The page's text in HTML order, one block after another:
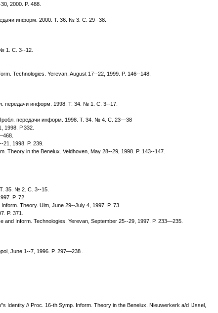
2000. P. 488.
информ. 2000. Т. 36. № 3. С. 29--38.
1. С. 3--12.
Technologies. Yerevan, August 17--22, 1999. P. 146--148.
передачи информ. 1998. Т. 34. № 1. С. 3--17.
передачи информ. 1998. Т. 34. № 4. С. 23—38
1998. P.332.
1998. P. 239.
Theory in the Benelux. Veldhoven, May 28--29, 1998. P. 143--147.
35. № 2. С. 3--15.
P. 72.
Theory. Ulm, June 29--July 4, 1997. P. 73.
P. 371.
Inform. Technologies. Yerevan, September 25--29, 1997. P. 233—235.
June 1--7, 1996. P. 297—238 .
Identity // Proc. 16-th Symp. Inform. Theory in the Benelux. Nieuwerkerk a/d IJssel,